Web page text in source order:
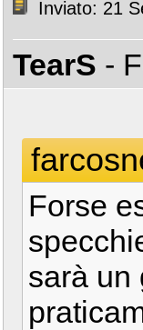
Inviato: 21
TearS -
Forse
sarà un